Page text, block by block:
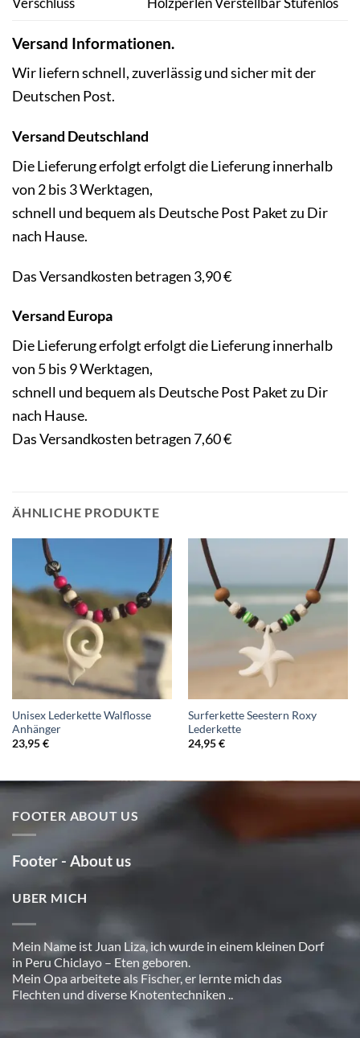
Verschluss Holzperlen Verstellbar Stufenlos
Versand Informationen.
Wir liefern schnell, zuverlässig und sicher mit der
Deutschen Post.
Versand Deutschland
Die Lieferung erfolgt erfolgt die Lieferung innerhalb
von 2 bis 3 Werktagen,
schnell und bequem als Deutsche Post Paket zu Dir
nach Hause.
Das Versandkosten betragen 3,90 €
Versand Europa
Die Lieferung erfolgt erfolgt die Lieferung innerhalb
von 5 bis 9 Werktagen,
schnell und bequem als Deutsche Post Paket zu Dir
nach Hause.
Das Versandkosten betragen 7,60 €
ÄHNLICHE PRODUKTE
Unisex Lederkette Walflosse
Anhänger
23,95€
Surferkette Seestern Roxy
Lederkette
24,95€
FOOTER ABOUT US
Footer - About us
UBER MICH
Mein Name ist Juan Liza, ich wurde in einem kleinen Dorf
in Peru Chiclayo – Eten geboren.
Mein Opa arbeitete als Fischer, er lernte mich das
Flechten und diverse Knotentechniken ..